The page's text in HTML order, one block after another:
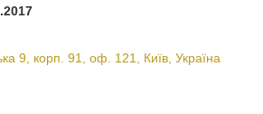
9, корп. 91, оф. 121, Київ, Україна